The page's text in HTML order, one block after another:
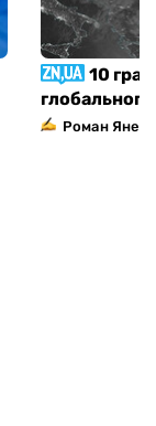
10
Роман